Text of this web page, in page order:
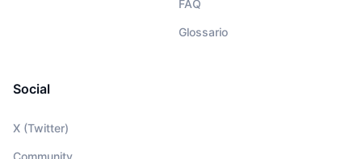
FAQ
Glossario
Social
X (Twitter)
Community